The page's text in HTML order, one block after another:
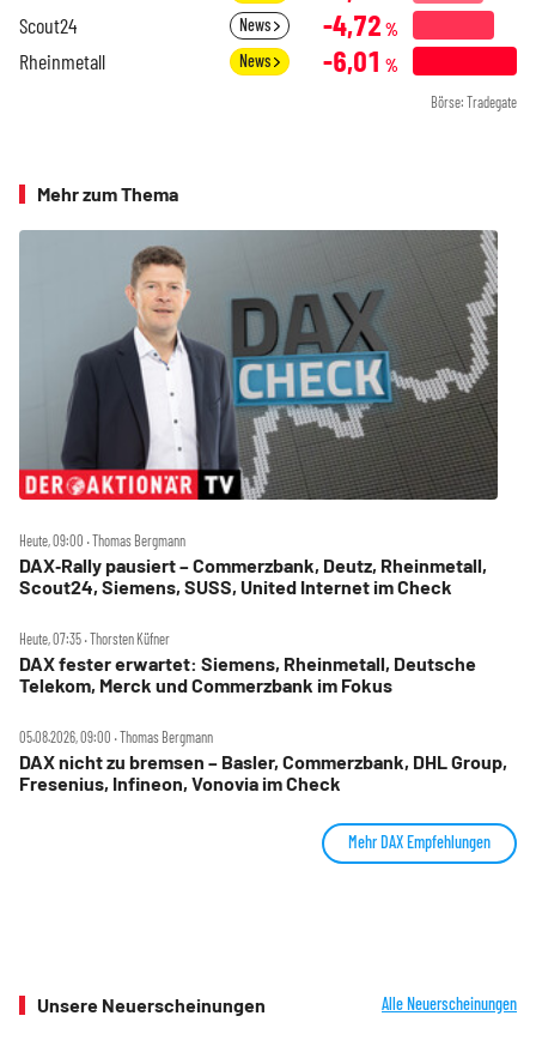
Scout24 News -4,72 %
Rheinmetall News -6,01 %
Börse: Tradegate
Mehr zum Thema
Heute, 09:00 ‧ Thomas Bergmann
DAX‑Rally pausiert – Commerzbank, Deutz, Rheinmetall,
Scout24, Siemens, SUSS, United Internet im Check
Heute, 07:35 ‧ Thorsten Küfner
DAX fester erwartet: Siemens, Rheinmetall, Deutsche
Telekom, Merck und Commerzbank im Fokus
05.08.2026, 09:00 ‧ Thomas Bergmann
DAX nicht zu bremsen – Basler, Commerzbank, DHL Group,
Fresenius, Infineon, Vonovia im Check
Mehr DAX Empfehlungen
Unsere Neuerscheinungen Alle Neuerscheinungen